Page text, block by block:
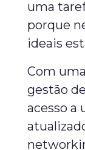
uma
porque
ideais
Com
gestão
acesso a